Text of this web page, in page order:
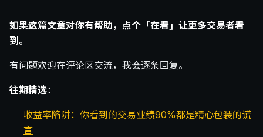
如果这篇文章对你有帮助，点个「在看」让更多交易者看
到。
有问题欢迎在评论区交流，我会逐条回复。
往期精选：
收益率陷阱：你看到的交易业绩90%都是精心包装的谎
言